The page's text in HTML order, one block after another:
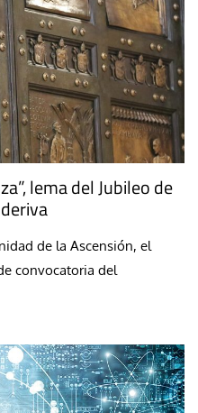
lema del Jubileo de
de la Ascensión, el
convocatoria del